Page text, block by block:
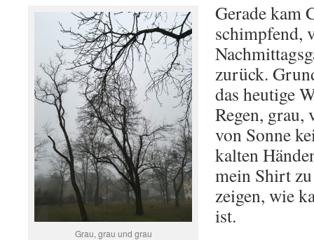
Grau, grau und grau
Gerade kam
schimpfend,
zurück.
das heutige
Regen,
von Sonne
kalten
mein Shirt
zeigen, wie
ist.